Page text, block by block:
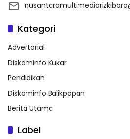
Kategori
Advertorial
Diskominfo Kukar
Pendidikan
Diskominfo Balikpapan
Berita Utama
Label